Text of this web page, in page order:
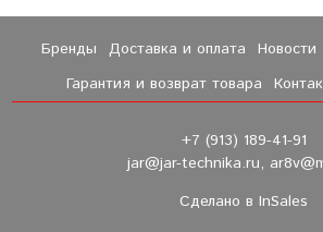
Бренды Доставка и оплата Новости
Гарантия и возврат товара
+7 (913) 189-41-91
jar@jar-technika.ru,
Сделано в InSales